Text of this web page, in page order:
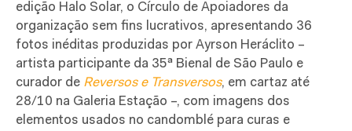
edição Halo Solar, o Círculo de Apoiadores da
organização sem fins lucrativos, apresentando 36
fotos inéditas produzidas por Ayrson Heráclito –
artista participante da 35ª Bienal de São Paulo e
curador de Reversos e Transversos, em cartaz até
28/10 na Galeria Estação –, com imagens dos
elementos usados no candomblé para curas e